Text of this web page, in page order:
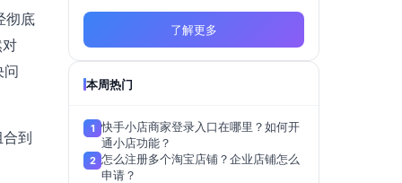
彻底
问
到
了解更多
本周热门
1 快手小店商家登录入口在哪里？如何开
通小店功能？
2 怎么注册多个淘宝店铺？企业店铺怎么
申请？